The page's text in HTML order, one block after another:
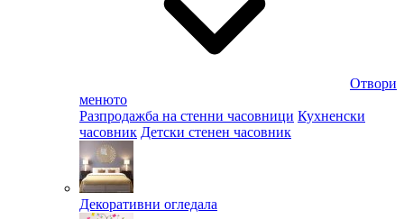
Отвори
менюто
Разпродажба на стенни часовници Кухненски
часовник Детски стенен часовник
Декоративни огледала